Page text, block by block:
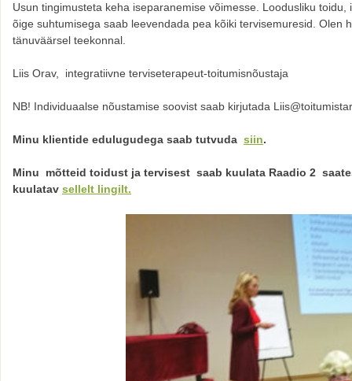
Usun tingimusteta keha iseparanemise võimesse. Loodusliku
õige suhtumisega saab leevendada pea kõiki tervisemuresid. Olen
tänuväärsel teekonnal.
Liis Orav, integratiivne terviseterapeut-toitumisnõustaja
NB! Individuaalse nõustamise soovist saab kirjutada
Minu klientide edulugudega saab tutvuda siin.
Minu mõtteid toidust ja tervisest saab kuulata Raadio 2
kuulatav sellelt lingilt.